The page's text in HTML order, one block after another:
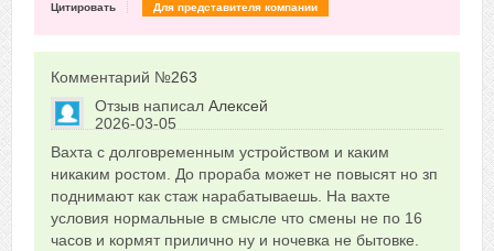
Цитировать
Для представителя компании
Комментарий №263
Отзыв написал Алексей
2026-03-05
0
Сказать друзьям об отзыве
Вахта с долговременным устройством и каким
никаким ростом. До прораба может не повысят но зп
поднимают как стаж нарабатываешь. На вахте
условия нормальные в смысле что смены не по 16
часов и кормят прилично ну и ночевка не бытовке.